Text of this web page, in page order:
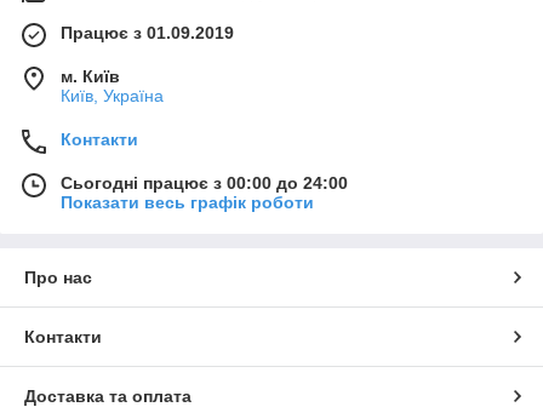
Працює з 01.09.2019
м. Київ
Київ, Україна
Контакти
Сьогодні працює з 00:00 до 24:00
Показати весь графік роботи
Про нас
Контакти
Доставка та оплата